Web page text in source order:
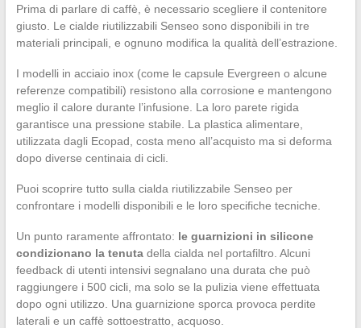
Prima di parlare di caffè, è necessario scegliere il contenitore
giusto. Le cialde riutilizzabili Senseo sono disponibili in tre
materiali principali, e ognuno modifica la qualità dell’estrazione.
I modelli in acciaio inox (come le capsule Evergreen o alcune
referenze compatibili) resistono alla corrosione e mantengono
meglio il calore durante l’infusione. La loro parete rigida
garantisce una pressione stabile. La plastica alimentare,
utilizzata dagli Ecopad, costa meno all’acquisto ma si deforma
dopo diverse centinaia di cicli.
Puoi scoprire tutto sulla cialda riutilizzabile Senseo per
confrontare i modelli disponibili e le loro specifiche tecniche.
Un punto raramente affrontato: le guarnizioni in silicone
condizionano la tenutadella cialda nel portafiltro. Alcuni
feedback di utenti intensivi segnalano una durata che può
raggiungere i 500 cicli, ma solo se la pulizia viene effettuata
dopo ogni utilizzo. Una guarnizione sporca provoca perdite
laterali e un caffè sottoestratto, acquoso.